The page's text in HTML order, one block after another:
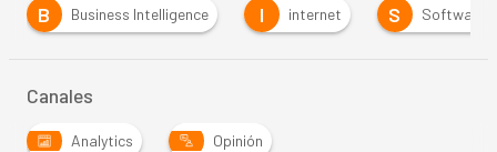
B
Business Intelligence I internet S Software
Canales
Analytics Opinión